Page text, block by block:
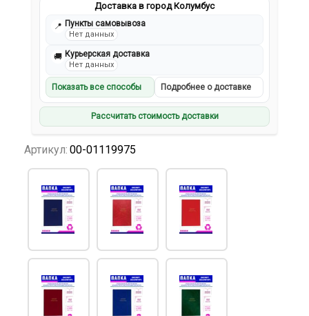
Доставка в город Колумбус
📍 Пункты самовывоза
Нет данных
🚚 Курьерская доставка
Нет данных
Показать все способы Подробнее о доставке
Рассчитать стоимость доставки
Артикул: 00-01119975